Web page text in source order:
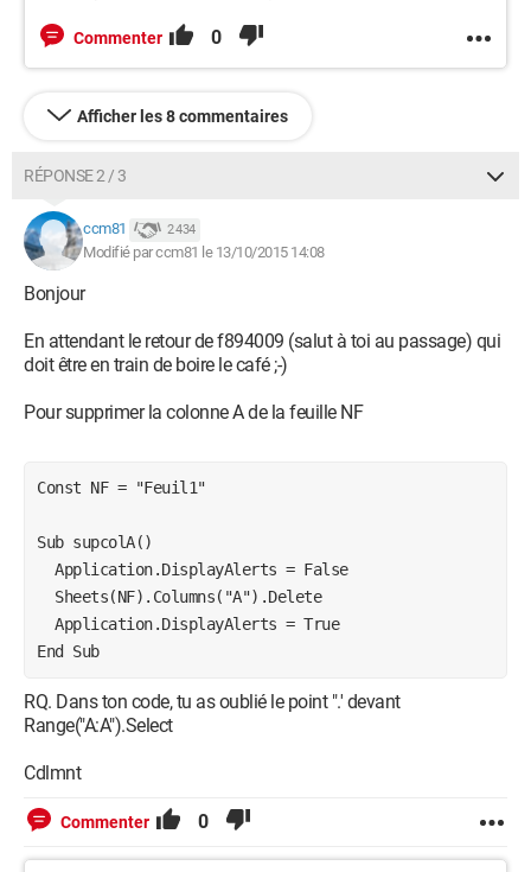
Commenter 0
Afficher les 8 commentaires
RÉPONSE 2 / 3
ccm81 2 434
Modifié par ccm81 le 13/10/2015 14:08
Bonjour
En attendant le retour de f894009 (salut à toi au passage) qui
doit être en train de boire le café ;-)
Pour supprimer la colonne A de la feuille NF
Const NF = "Feuil1"
Sub supcolA()
  Application.DisplayAlerts = False
  Sheets(NF).Columns("A").Delete
  Application.DisplayAlerts = True
End Sub
RQ. Dans ton code, tu as oublié le point ".' devant
Range("A:A").Select
Cdlmnt
Commenter 0